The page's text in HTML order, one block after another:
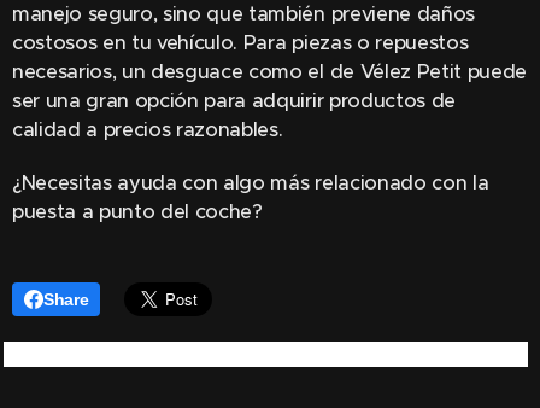
manejo seguro, sino que también previene daños
costosos en tu vehículo. Para piezas o repuestos
necesarios, un desguace como el de Vélez Petit puede
ser una gran opción para adquirir productos de
calidad a precios razonables.
¿Necesitas ayuda con algo más relacionado con la
puesta a punto del coche? 😊
Share